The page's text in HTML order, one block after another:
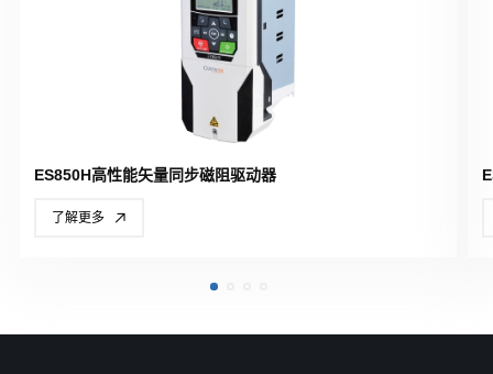
ES850H高性能矢量同步磁阻驱动器
了解更多